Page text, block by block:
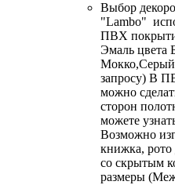
Выбор
"Lambo"
ПВХ
Эмаль цвета
запросу) В
можно
сторон
можете
Возможно
книжка, рото
со скрытым
размеры